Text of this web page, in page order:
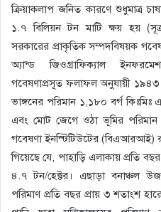
ক্রিয়াকলাপ জনিত কারণে শুধুমাত্র
১.৭ বিলিয়ন টন মাটি ক্ষয় হয়
সরকারের প্রাকৃতিক সম্পদবিষয়ক
অ্যান্ড জিওগ্রাফিক্যাল
গবেষণাপ্রসূত ফলাফল অনুযায়ী
ভাঙ্গনের পরিমান ১,১৮০ বর্গ
এবং মোট জেগে ওঠা ভূমির পরিমান
গবেষণা ইনস্টিটিউটের (বিএআরআই)
গিয়েছে যে, পাহাড়ি এলাকায় প্রতি
৪.৭ টন/হেক্টর। এছাড়া বনাঞ্চল
পরিমাণ প্রতি বছর প্রায় ৩ শতাংশ